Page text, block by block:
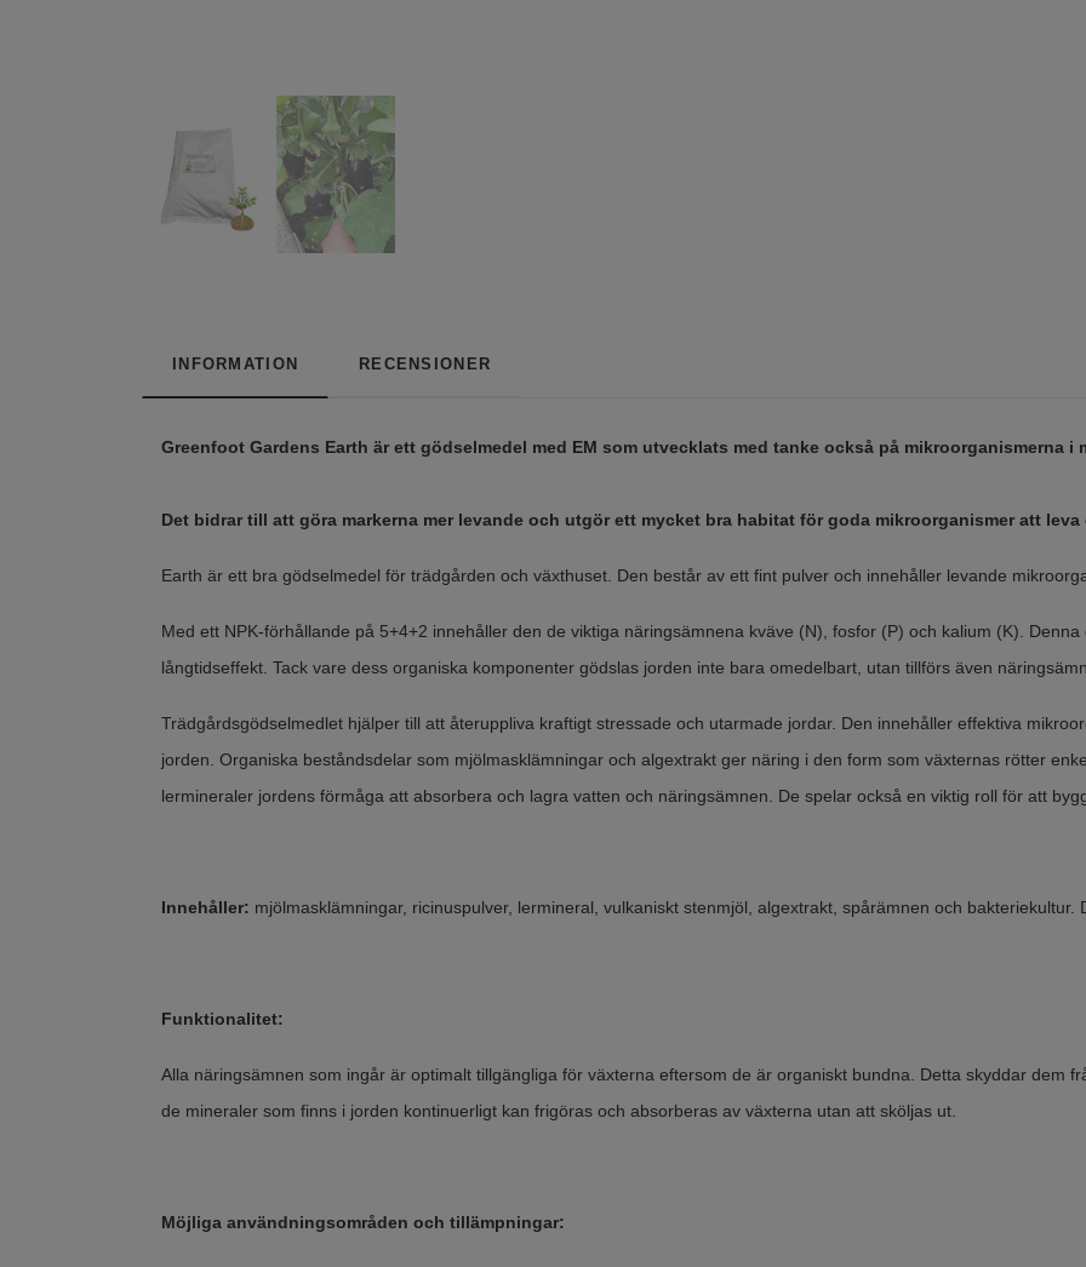
INFORMATION RECENSIONER
Greenfoot Gardens Earth är ett gödselmedel med EM som utvecklats med tanke också på mikroorganismerna i
Det bidrar till att göra markerna mer levande och utgör ett mycket bra habitat för goda mikroorganismer att leva
Earth är ett bra gödselmedel för trädgården och växthuset. Den består av ett fint pulver och innehåller levande
Med ett NPK-förhållande på 5+4+2 innehåller den de viktiga näringsämnena kväve (N), fosfor (P) och kalium (K).
långtidseffekt. Tack vare dess organiska komponenter gödslas jorden inte bara omedelbart, utan tillförs även
Trädgårdsgödselmedlet hjälper till att återuppliva kraftigt stressade och utarmade jordar. Den innehåller effektiva
jorden. Organiska beståndsdelar som mjölmasklämningar och algextrakt ger näring i den form som växternas rötter
lermineraler jordens förmåga att absorbera och lagra vatten och näringsämnen. De spelar också en viktig roll för att
Innehåller: mjölmasklämningar, ricinuspulver, lermineral, vulkaniskt stenmjöl, algextrakt, spårämnen och bakteriekultur.
Funktionalitet:
Alla näringsämnen som ingår är optimalt tillgängliga för växterna eftersom de är organiskt bundna. Detta skyddar dem
de mineraler som finns i jorden kontinuerligt kan frigöras och absorberas av växterna utan att sköljas ut.
Möjliga användningsområden och tillämpningar: